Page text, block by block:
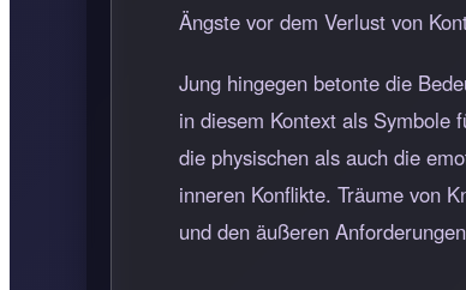
Ängste vor dem Verlust von
Jung hingegen betonte die
in diesem Kontext als Symbole
die physischen als auch die
inneren Konflikte. Träume von
und den äußeren